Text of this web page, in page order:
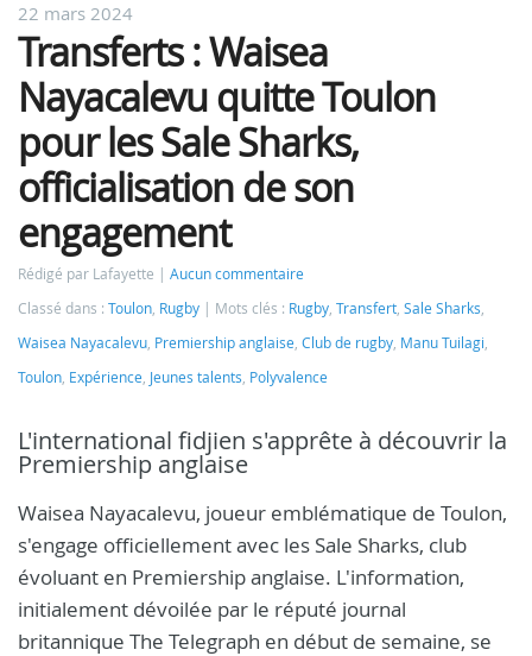
22 mars 2024
Transferts : Waisea
Nayacalevu quitte Toulon
pour les Sale Sharks,
officialisation de son
engagement
Rédigé par Lafayette
Aucun commentaire
Classé dans : Toulon, Rugby Mots clés : Rugby, Transfert, Sale Sharks,
Waisea Nayacalevu, Premiership anglaise, Club de rugby, Manu Tuilagi,
Toulon, Expérience, Jeunes talents, Polyvalence
L'international fidjien s'apprête à découvrir la
Premiership anglaise
Waisea Nayacalevu, joueur emblématique de Toulon,
s'engage officiellement avec les Sale Sharks, club
évoluant en Premiership anglaise. L'information,
initialement dévoilée par le réputé journal
britannique The Telegraph en début de semaine, se